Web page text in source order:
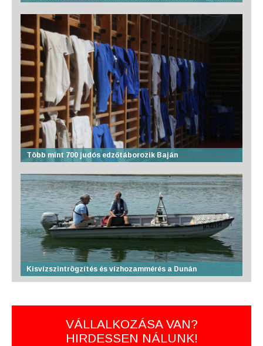
Több mint 700 judós edzőtáborozik Baján
Kisvízszintrögzítés és vízhozammérés a Dunán
VÁLLALKOZÁSA VAN?
HIRDESSEN NÁLUNK!